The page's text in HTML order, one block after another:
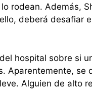
rodean. Además,
deberá desafiar
hospital sobre si
Aparentemente,
Alguien de alto